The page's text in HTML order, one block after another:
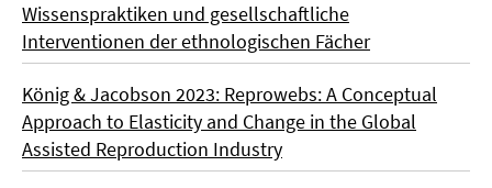
Wissenspraktiken und gesellschaftliche
Interventionen der ethnologischen Fächer
König & Jacobson 2023: Reprowebs: A Conceptual
Approach to Elasticity and Change in the Global
Assisted Reproduction Industry